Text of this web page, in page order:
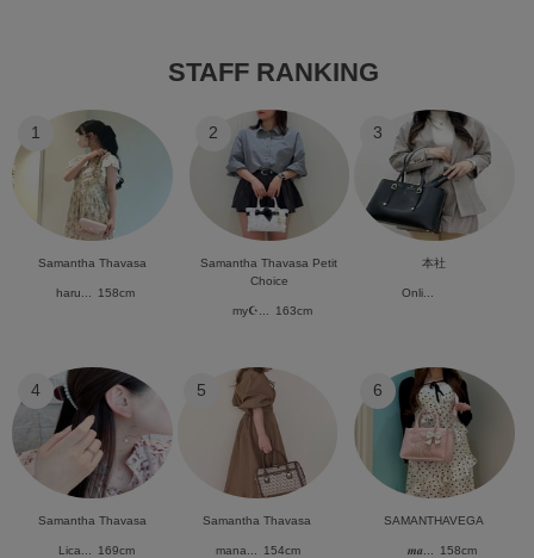
STAFF RANKING
1
Samantha Thavasa
haru... 158cm
2
Samantha Thavasa Petit
Choice
my☪︎... 163cm
3
本社
Onli...
4
Samantha Thavasa
Lica... 169cm
5
Samantha Thavasa
mana... 154cm
6
SAMANTHAVEGA
𝒎𝒂... 158cm